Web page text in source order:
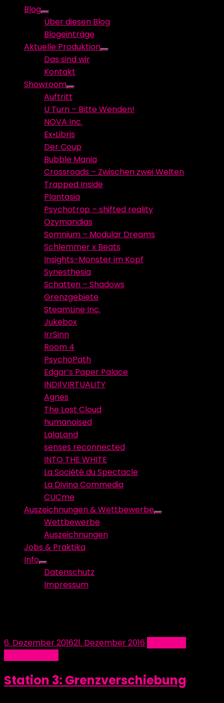
Blog
Show
sub
menu
Über diesen Blog
Blogeinträge
Aktuelle Produktion
Show
Das sind wir
Kontakt
Showroom
Show
sub
menu
Auftritt
U Turn – Bitte Wenden!
NOVA Inc.
Ex•Libris
Der Coup
Bubble Mania
Crossroads – Zwischen zwei Welten
Trapped Inside
Plantasia
Psychotrop – shifted reality
Ozymandias
Somnium – Modular Dreams
Schlemmer x Beats
Insights-Monster im Kopf
Synesthesia
Schatten – Shadows
Grenzgebiete
SteamLine Inc.
Jukebox
IrrSinn
Room 4
PsychoPath
Edgar’s Paper Palace
INDI|VIRTUALITY
Agnes
The Lost Cloud
humanoised
LalaLand
senses reconnected
INTO THE WHITE
La Société du Spectacle
La Divina Commedia
CUCme
Auszeichnungen & Wettbewerbe
Show
Wettbewerbe
Auszeichnungen
Jobs & Praktika
Info
Show
sub
menu
Datenschutz
Impressum
Posted
6. Dezember 201621. Dezember 2016
Station 3: Grenzverschiebung